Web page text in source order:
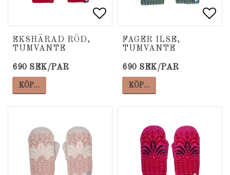
Lägg till i
Lägg till i
EKSHÄRAD RÖD,
TUMVANTE
690 SEK/PAR
KÖP…
FAGER ILSE,
TUMVANTE
690 SEK/PAR
KÖP…